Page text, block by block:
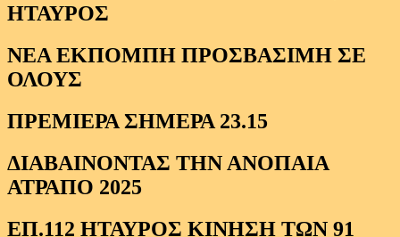
ΗΤΑΥΡΟΣ
ΝΕΑ ΕΚΠΟΜΠΗ ΠΡΟΣΒΑΣΙΜΗ ΣΕ
ΟΛΟΥΣ
ΠΡΕΜΙΕΡΑ ΣΗΜΕΡΑ 23.15
ΔΙΑΒΑΙΝΟΝΤΑΣ ΤΗΝ ΑΝΟΠΑΙΑ
ΑΤΡΑΠΟ 2025
ΕΠ.112 ΗΤΑΥΡΟΣ ΚΙΝΗΣΗ ΤΩΝ 91